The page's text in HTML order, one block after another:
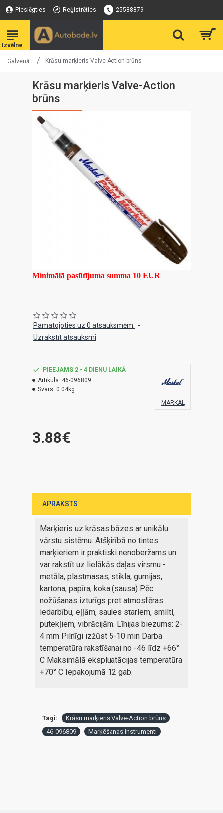
Pieslēgties Reģistrēties 25588879
Galvenā Krāsu marķieris Valve-Action brūns
Krāsu marķieris Valve-Action
brūns
Minimālā pasūtījuma summa 10 EUR
Pamatojoties uz 0 atsauksmēm.
-
Uzrakstīt atsauksmi
3.88€
PIEEJAMS 2 - 4 DIENU LAIKĀ
Artikuls: 46-096809
Svars: 0.04kg
MARKAL
APRAKSTS
Marķieris uz krāsas bāzes ar unikālu
vārstu sistēmu. Atšķirībā no tintes
marķieriem ir praktiski nenoberžams un
var rakstīt uz lielākās daļas virsmu -
metāla, plastmasas, stikla, gumijas,
kartona, papīra, koka (sausa) Pēc
nožūšanas izturīgs pret atmosfēras
iedarbību, eļļām, saules stariem, smilti,
putekļiem, vibrācijām. Līnijas biezums: 2-
4 mm Pilnīgi izžūst 5-10 min Darba
temperatūra rakstīšanai no -46 līdz +66°
C Maksimālā ekspluatācijas temperatūra
+70° C Iepakojumā 12 gab.
Tagi:
Krāsu marķieris Valve-Action brūns
46-096809
Marķēšanas instrumenti